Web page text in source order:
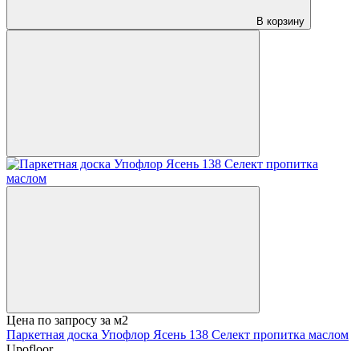
В корзину
Цена по запросу за м2
Паркетная доска Упофлор Ясень 138 Селект пропитка маслом